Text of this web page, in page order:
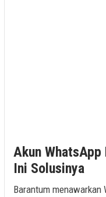
Akun
Ini Solusinya
Barantum